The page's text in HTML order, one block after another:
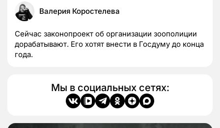
Валерия Коростелева
Сейчас законопроект об организации зоополиции
дорабатывают. Его хотят внести в Госдуму до конца
года.
Мы в социальных сетях: